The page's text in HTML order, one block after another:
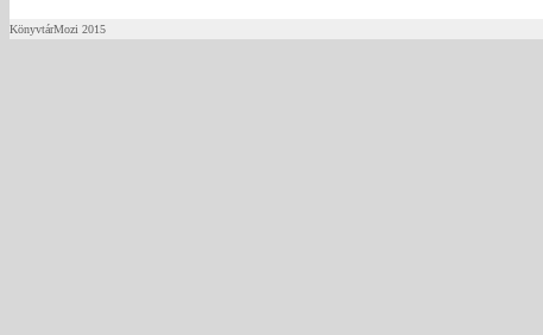
KönyvtárMozi 2015